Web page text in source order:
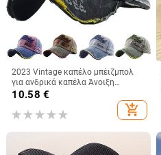
2023 Vintage καπέλο μπέιζμπολ
για ανδρικά καπέλα Άνοιξη
Καλοκαίρι Ανδρικά καπέλα
μάρκας Γυναικεία βαμβακερά
γκολφ Μαύρο Trucker Fishing
10.58 €
add_shopping_cart